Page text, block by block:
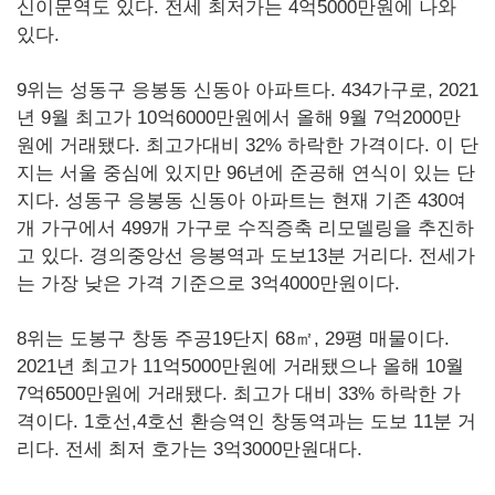
신이문역도 있다. 전세 최저가는 4억5000만원에 나와
있다.
9위는 성동구 응봉동 신동아 아파트다. 434가구로, 2021
년 9월 최고가 10억6000만원에서 올해 9월 7억2000만
원에 거래됐다. 최고가대비 32% 하락한 가격이다. 이 단
지는 서울 중심에 있지만 96년에 준공해 연식이 있는 단
지다. 성동구 응봉동 신동아 아파트는 현재 기존 430여
개 가구에서 499개 가구로 수직증축 리모델링을 추진하
고 있다. 경의중앙선 응봉역과 도보13분 거리다. 전세가
는 가장 낮은 가격 기준으로 3억4000만원이다.
8위는 도봉구 창동 주공19단지 68㎡, 29평 매물이다.
2021년 최고가 11억5000만원에 거래됐으나 올해 10월
7억6500만원에 거래됐다. 최고가 대비 33% 하락한 가
격이다. 1호선,4호선 환승역인 창동역과는 도보 11분 거
리다. 전세 최저 호가는 3억3000만원대다.